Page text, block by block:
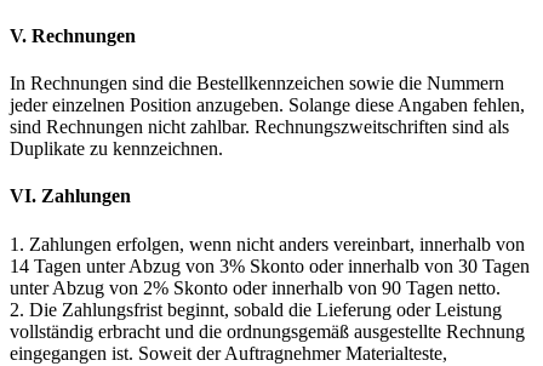
V. Rechnungen
In Rechnungen sind die Bestellkennzeichen sowie die Nummern
jeder einzelnen Position anzugeben. Solange diese Angaben fehlen,
sind Rechnungen nicht zahlbar. Rechnungszweitschriften sind als
Duplikate zu kennzeichnen.
VI. Zahlungen
1. Zahlungen erfolgen, wenn nicht anders vereinbart, innerhalb von
14 Tagen unter Abzug von 3% Skonto oder innerhalb von 30 Tagen
unter Abzug von 2% Skonto oder innerhalb von 90 Tagen netto.
2. Die Zahlungsfrist beginnt, sobald die Lieferung oder Leistung
vollständig erbracht und die ordnungsgemäß ausgestellte Rechnung
eingegangen ist. Soweit der Auftragnehmer Materialteste,